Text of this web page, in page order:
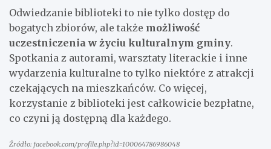
Odwiedzanie biblioteki to nie tylko dostęp do
bogatych zbiorów, ale także możliwość
uczestniczenia w życiu kulturalnym gminy.
Spotkania z autorami, warsztaty literackie i inne
wydarzenia kulturalne to tylko niektóre z atrakcji
czekających na mieszkańców. Co więcej,
korzystanie z biblioteki jest całkowicie bezpłatne,
co czyni ją dostępną dla każdego.
Źródło: facebook.com/profile.php?id=100064786986048